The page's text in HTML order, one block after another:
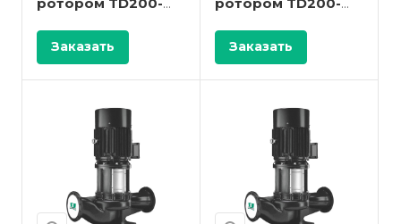
ротором TD200-
Заказать
ротором TD200-
Заказать